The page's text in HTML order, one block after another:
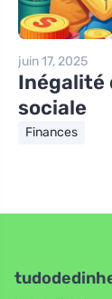
juin 17, 2025
Inégalité
sociale
Finances